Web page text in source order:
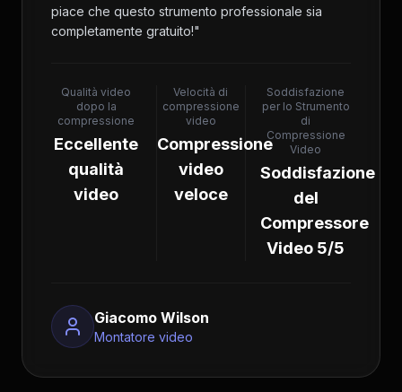
piace che questo strumento professionale sia
completamente gratuito!"
Qualità video
dopo la
compressione
Eccellente
qualità
video
Velocità di
compressione
video
Compressione
video
veloce
Soddisfazione
per lo Strumento
di
Compressione
Video
Soddisfazione
del
Compressore
Video 5/5
Giacomo Wilson
Montatore video